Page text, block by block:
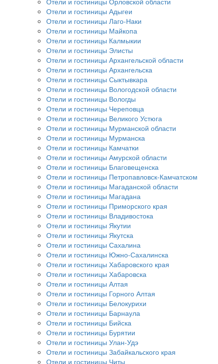
Отели и гостиницы Адыгеи
Отели и гостиницы Лаго-Наки
Отели и гостиницы Майкопа
Отели и гостиницы Калмыкии
Отели и гостиницы Элисты
Отели и гостиницы Архангельской области
Отели и гостиницы Архангельска
Отели и гостиницы Сыктывкара
Отели и гостиницы Вологодской области
Отели и гостиницы Вологды
Отели и гостиницы Череповца
Отели и гостиницы Великого Устюга
Отели и гостиницы Мурманской области
Отели и гостиницы Мурманска
Отели и гостиницы Камчатки
Отели и гостиницы Амурской области
Отели и гостиницы Благовещенска
Отели и гостиницы Петропавловск-Камчатском
Отели и гостиницы Магаданской области
Отели и гостиницы Магадана
Отели и гостиницы Приморского края
Отели и гостиницы Владивостока
Отели и гостиницы Якутии
Отели и гостиницы Якутска
Отели и гостиницы Сахалина
Отели и гостиницы Южно-Сахалинска
Отели и гостиницы Хабаровского края
Отели и гостиницы Хабаровска
Отели и гостиницы Алтая
Отели и гостиницы Горного Алтая
Отели и гостиницы Белокурихи
Отели и гостиницы Барнаула
Отели и гостиницы Бийска
Отели и гостиницы Бурятии
Отели и гостиницы Улан-Удэ
Отели и гостиницы Забайкальского края
Отели и гостиницы Читы